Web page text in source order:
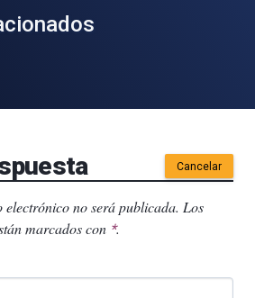
Cancelar
no será publicada. Los
marcados con *.